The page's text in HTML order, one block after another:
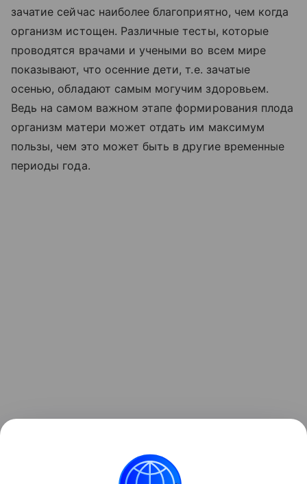
зачатие сейчас наиболее благоприятно, чем когда
организм истощен. Различные тесты, которые
проводятся врачами и учеными во всем мире
показывают, что осенние дети, т.е. зачатые
осенью, обладают самым могучим здоровьем.
Ведь на самом важном этапе формирования плода
организм матери может отдать им максимум
пользы, чем это может быть в другие временные
периоды года.
Акушер-гинеколог Юлия Колода:
«Чем раньше вы станете мамой, тем лучше»